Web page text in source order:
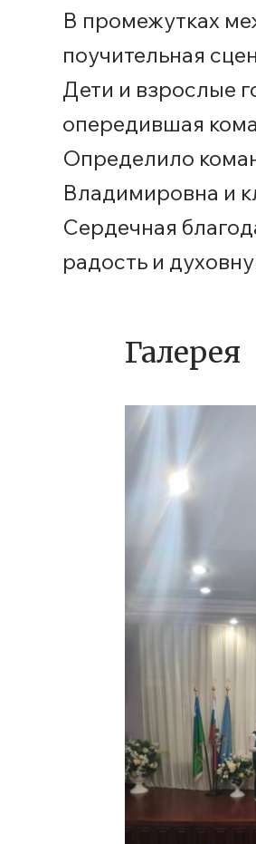
В промежутках
поучительная
Дети и взрослые
опередившая
Определило
Владимировна и
Сердечная
радость и
Галерея